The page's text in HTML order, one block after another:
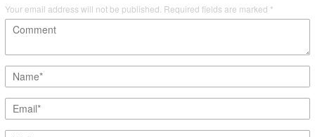
Your email address will not be published. Required fields are marked *